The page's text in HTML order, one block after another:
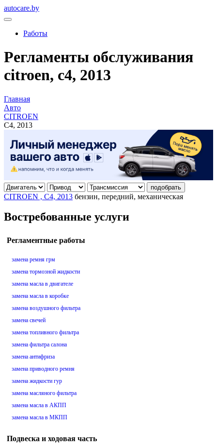
autocare.by
Работы
Регламенты обслуживания
citroen, c4, 2013
Главная
Авто
CITROEN
C4, 2013
подобрать
CITROEN , C4, 2013 бензин, передний, механическая
Востребованные услуги
Регламентные работы
замена ремня грм
замена тормозной жидкости
замена масла в двигателе
замена масла в коробке
замена воздушного фильтра
замена свечей
замена топливного фильтра
замена фильтра салона
замена антифриза
замена приводного ремня
замена жидкости гур
замена масляного фильтра
замена масла в АКПП
замена масла в МКПП
Подвеска и ходовая часть